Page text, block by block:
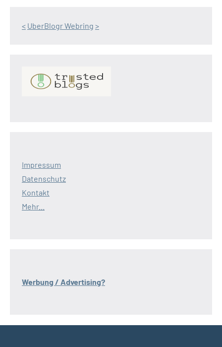
< UberBlogr Webring >
Impressum
Datenschutz
Kontakt
Mehr...
Werbung / Advertising?